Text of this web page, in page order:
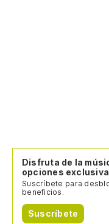
Disfruta de la
opciones
Suscríbete para
beneficios.
Suscríbete